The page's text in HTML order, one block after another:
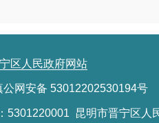
区人民政府网站
公网安备 53012202530194号
5301220001 昆明市晋宁区人